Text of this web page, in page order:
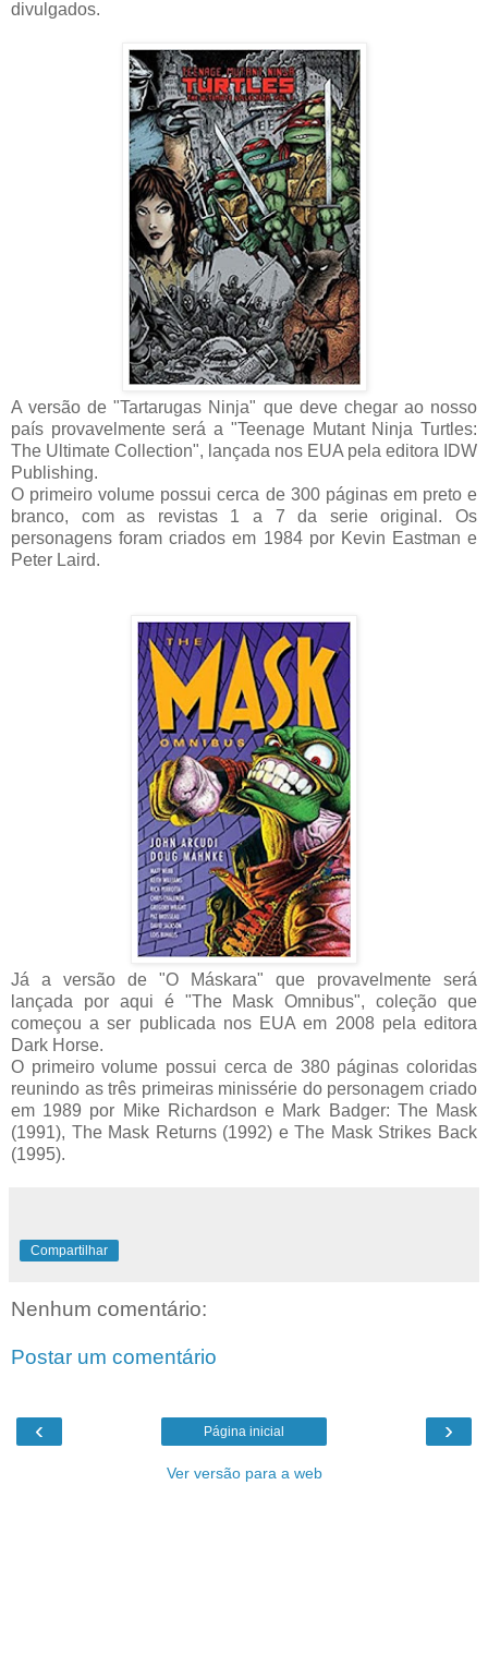
divulgados.
A versão de "Tartarugas Ninja" que deve chegar ao nosso
país provavelmente será a "Teenage Mutant Ninja Turtles:
The Ultimate Collection", lançada nos EUA pela editora IDW
Publishing.
O primeiro volume possui cerca de 300 páginas em preto e
branco, com as revistas 1 a 7 da serie original. Os
personagens foram criados em 1984 por Kevin Eastman e
Peter Laird.
Já a versão de "O Máskara" que provavelmente será
lançada por aqui é "The Mask Omnibus", coleção que
começou a ser publicada nos EUA em 2008 pela editora
Dark Horse.
O primeiro volume possui cerca de 380 páginas coloridas
reunindo as três primeiras minissérie do personagem criado
em 1989 por Mike Richardson e Mark Badger: The Mask
(1991), The Mask Returns (1992) e The Mask Strikes Back
(1995).
Compartilhar
Nenhum comentário:
Postar um comentário
‹ ›
Página inicial
Ver versão para a web